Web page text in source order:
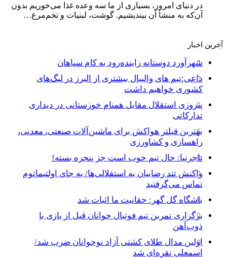
در دنیای امروز، بسیاری از ما سه وعده غذا می‌خوریم بدون
آن‌که به منشأ آن بیندیشیم. گوشت، لبنیات و تخم‌مرغ…
آخرین اخبار
شهرآورد دوستانه زاینده‌رود به کام سپاهان
داعی:تیم های والیبال بیشتری از البرز در لیگ‌های
کشوری خواهیم داشت
پیروزی استقلال مقابل همنام خوزستانی در دیداری
تدارکاتی
بهترین فیلتر هواکش برای ماشین‌آلات صنعتی، معدنی،
راهسازی و کشاورزی
تاجرنیا: حال تیم خوب است جز پنجره بسته!
واکنش تند رضاییان به استقلالی‌ها/ به جای اولتیماتوم
تماس می‌گرفتید
باشگاه گل گهر: حقانیت ما اثبات شد
برگزاری تمرین تیم فوتبال جوانان قبل از بازی با
ذوب‌آهن
اولین مدال طلای کشتی آزاد نوجوانان ضرب شد/
اسمعلی نقره‌ای شد